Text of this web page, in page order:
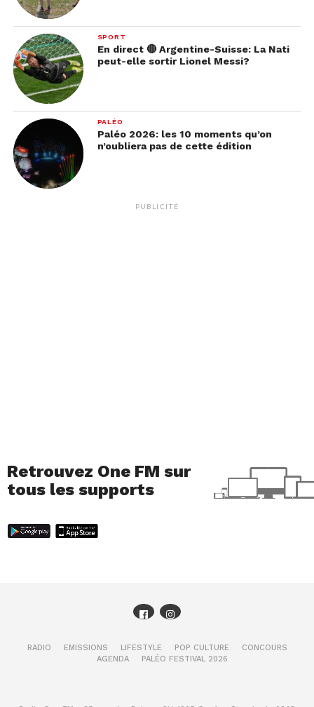
SPORT
En direct 🔴 Argentine-Suisse: La Nati
peut-elle sortir Lionel Messi?
PALÉO
Paléo 2026: les 10 moments qu’on
n’oubliera pas de cette édition
PUBLICITÉ
Retrouvez One FM sur
tous les supports
RADIO EMISSIONS LIFESTYLE POP CULTURE
CONCOURS
AGENDA
PALÉO FESTIVAL 2026